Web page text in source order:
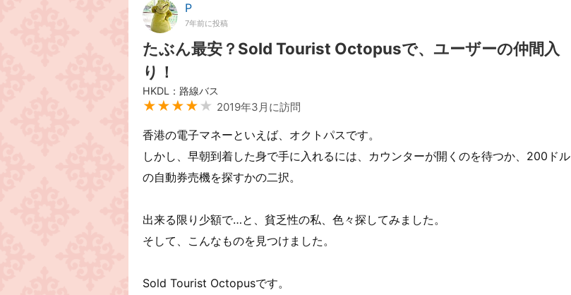
P
7年前に投稿
たぶん最安？Sold Tourist Octopusで、ユーザーの仲間入
り！
HKDL：路線バス
★★★★ ★ 2019年3月に訪問
香港の電子マネーといえば、オクトパスです。
しかし、早朝到着した身で手に入れるには、カウンターが開くのを待つか、200ドル
の自動券売機を探すかの二択。
出来る限り少額で…と、貧乏性の私、色々探してみました。
そして、こんなものを見つけました。
Sold Tourist Octopusです。